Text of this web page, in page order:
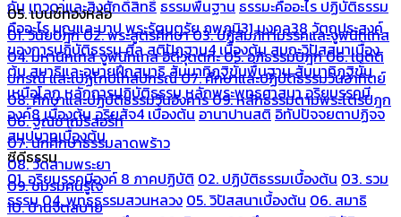
กันเทวดาและสิ่งศักดิ์สิทธิ์ธรรมพื้นฐาน ธรรมะคืออะไร ปฏิบัติธรรม
คืออะไรบุญและบาปพระรัตนตรัยภพภูมิ31 มงคล38 วัตถุประสงค์
ของการปฏิบัติธรรมศีลสติปัฏฐาน4 เบื้องต้นสมถะวิปัสสนาเบื้อง
ต้นสมาธิและอุบายฝึกสมาธิสัมมาทิฏฐิขั้นพื้นฐานสัมมาทิฏฐิขั้น
เหนือโลกหลักการปฏิบัติธรรมหลักพระพุทธศาสนาอริยมรรคมี
องค์8 เบื้องต้นอริยสัจ4 เบื้องต้นอานาปานสติอิทัปปัจจยตาปฏิจจ
สมุปบาทเบื้องต้น
ซีดีธรรม
01. อริยมรรคมีองค์ 8 ภาคปฏิบัติ 02. ปฏิบัติธรรมเบื้องต้น 03. รวม
ธรรม04. พุทธธรรมสวนหลวง 05. วิปัสสนาเบื้องต้น 06. สมาธิ
05. เบนซ์ทองหล่อ
01. วินัยปิฎก02. พระสูตรศึกษา03. ปฏิสัมภิทามรรคและจูฬนิทเทส
04. มหานิทเทส จูฬนิทเทส อิติวุตตกะ05. อภิธรรมปิฎก06. เนตติ
ปกรณ์ และเปฏโกปเทสปกรณ์07. ศึกษาและปฏิบัติธรรมวันอาทิตย์
08. ศึกษาและปฏิบัติธรรมวันอังคาร09. หลักธรรมตามพระไตรปิฎก
06. ฐณิชาฌ์รีสอร์ท
07. นักศึกษาธรรมลาดพร้าว
08. วัดสามพระยา
09. ชมรมคนรู้ใจ
10. บ้านจิตสบาย